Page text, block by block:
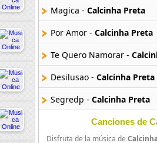
Magica - Calcinha Preta
Por Amor - Calcinha Preta
Te Quero Namorar -
Desilusao - Calcinha Preta
Segredp - Calcinha Preta
Adao E Eva -Calcinha
Canciones de
Disfruta de la música de